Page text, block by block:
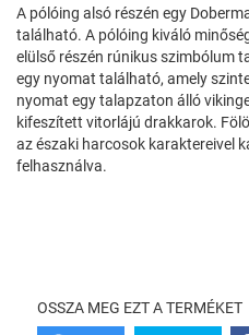
A pólóing alsó részén egy
található. A pólóing kiváló
elülső részén rúnikus szimbólum
egy nyomat található, amely
nyomat egy talapzaton álló
kifeszített vitorlájú drakkarok.
az északi harcosok karaktereivel
felhasználva.
OSSZA MEG EZT A TERMÉKET